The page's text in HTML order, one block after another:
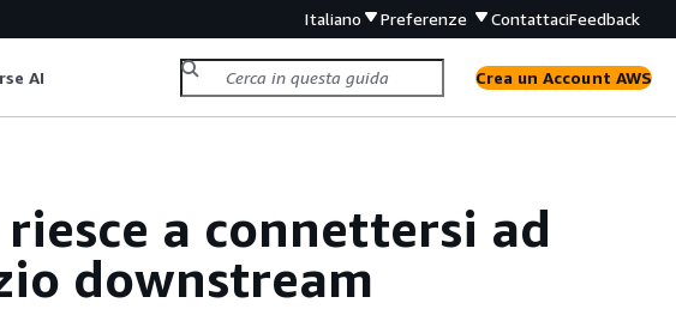
Italiano Preferenze ContattaciFeedback
AI Crea un Account AWS
a connettersi ad
downstream